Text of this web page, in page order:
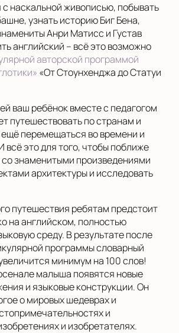
наскальной живописью, побывать
узнать историю Биг Бена,
Анри Матисс и Густав
английский – всё это возможно
авторской программой
«От Стоунхенджа до Статуи
ваш ребёнок вместе с педагогом
путешествовать по странам и
перемещаться во времени и
всё это для того, чтобы поближе
знаменитыми произведениями
архитектуры и исследовать
путешествия ребятам предстоит
на английском, полностью
среду. В результате после
программы словарный
минимум на 100 слов!
малыша появятся новые
и языковые конструкции. Он
о мировых шедеврах и
и
и изобретателях.